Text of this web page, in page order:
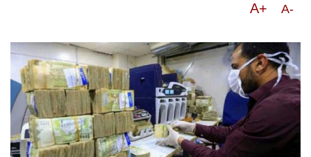
A-
A+